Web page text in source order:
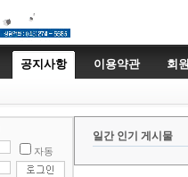
공지사항 이용약관 회
자동
일간 인기 게시물